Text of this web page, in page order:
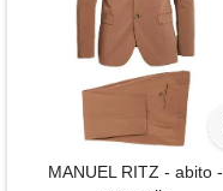
MANUEL RITZ - abito -